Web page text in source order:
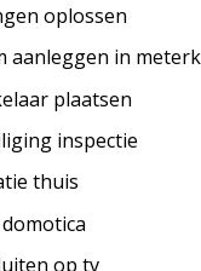
oplossen
aanleggen in
plaatsen
inspectie
thuis
op tv